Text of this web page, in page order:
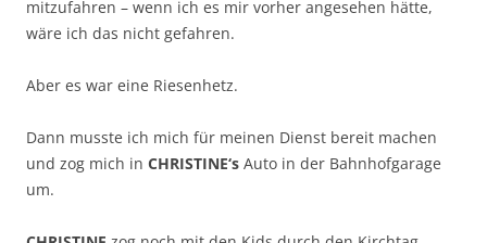
mitzufahren – wenn ich es mir vorher angesehen hätte,
wäre ich das nicht gefahren.
Aber es war eine Riesenhetz.
Dann musste ich mich für meinen Dienst bereit machen
und zog mich in CHRISTINE‘s Auto in der Bahnhofgarage
um.